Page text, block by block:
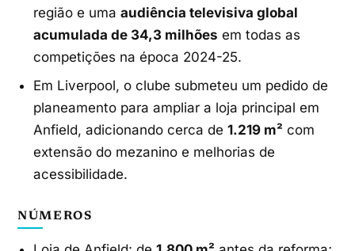
região e umaaudiência televisiva global
acumulada de 34,3 milhões em todas as
competições na época 2024-25.
Em Liverpool, o clube submeteu um pedido de
planeamento para ampliar a loja principal em
Anfield, adicionando cerca de1.219 m² com
extensão do mezanino e melhorias de
acessibilidade.
NÚMEROS